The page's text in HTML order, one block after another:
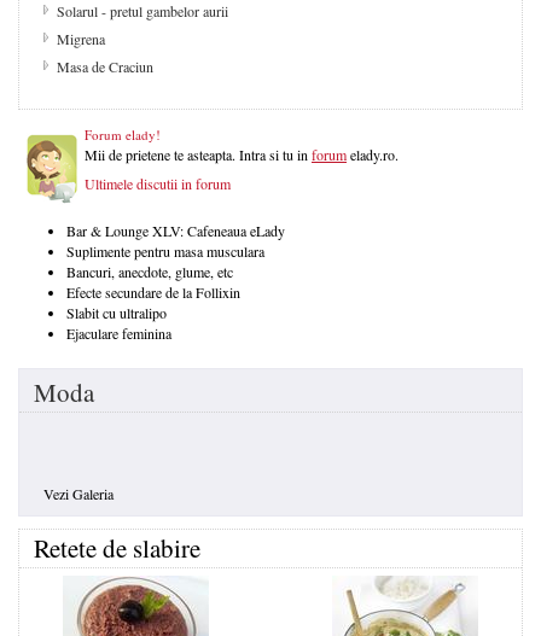
Solarul - pretul gambelor aurii
Migrena
Masa de Craciun
Forum elady!
Mii de prietene te asteapta. Intra si tu inforumelady.ro.
Ultimele discutii in forum
Bar & Lounge XLV: Cafeneaua eLady
Suplimente pentru masa musculara
Bancuri, anecdote, glume, etc
Efecte secundare de la Follixin
Slabit cu ultralipo
Ejaculare feminina
Moda
Vezi Galeria
Retete de slabire